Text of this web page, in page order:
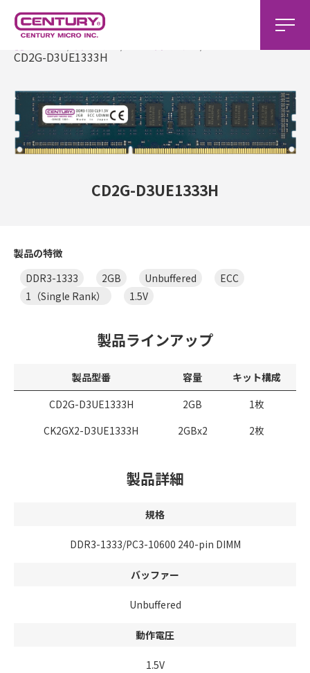
CD2G-D3UE1333H
CD2G-D3UE1333H
製品の特徴
DDR3-1333
2GB Unbuffered
ECC
1（Single Rank）
1.5V
製品ラインアップ
製品型番 容量
キット構成
CD2G-D3UE1333H
2GB
1枚
CK2GX2-D3UE1333H
2GBx2 2枚
製品詳細
規格
DDR3-1333/PC3-10600 240-pin DIMM
バッファー
Unbuffered
動作電圧
1.5V